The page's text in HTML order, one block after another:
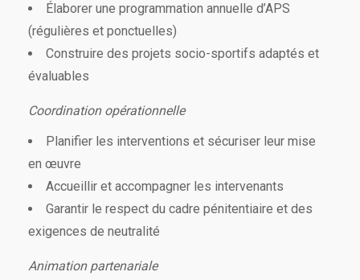
Élaborer une programmation annuelle d’APS
(régulières et ponctuelles)
Construire des projets socio-sportifs adaptés et
évaluables
Coordination opérationnelle
Planifier les interventions et sécuriser leur mise
en œuvre
Accueillir et accompagner les intervenants
Garantir le respect du cadre pénitentiaire et des
exigences de neutralité
Animation partenariale